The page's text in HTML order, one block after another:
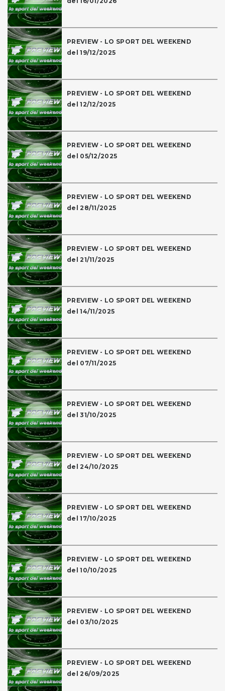
PREVIEW - LO SPORT DEL WEEKEND
del 19/12/2025
PREVIEW - LO SPORT DEL WEEKEND
del 12/12/2025
PREVIEW - LO SPORT DEL WEEKEND
del 05/12/2025
PREVIEW - LO SPORT DEL WEEKEND
del 28/11/2025
PREVIEW - LO SPORT DEL WEEKEND
del 21/11/2025
PREVIEW - LO SPORT DEL WEEKEND
del 14/11/2025
PREVIEW - LO SPORT DEL WEEKEND
del 07/11/2025
PREVIEW - LO SPORT DEL WEEKEND
del 31/10/2025
PREVIEW - LO SPORT DEL WEEKEND
del 24/10/2025
PREVIEW - LO SPORT DEL WEEKEND
del 17/10/2025
PREVIEW - LO SPORT DEL WEEKEND
del 10/10/2025
PREVIEW - LO SPORT DEL WEEKEND
del 03/10/2025
PREVIEW - LO SPORT DEL WEEKEND
del 26/09/2025